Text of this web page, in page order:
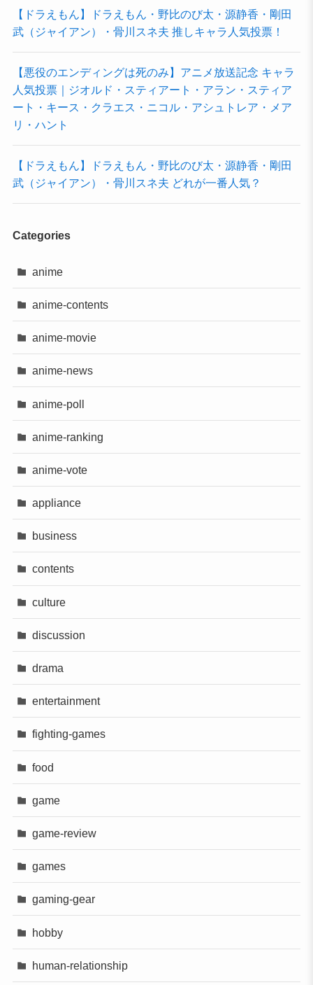
【ドラえもん】ドラえもん・野比のび太・源静香・剛田
武（ジャイアン）・骨川スネ夫 推しキャラ人気投票！
【悪役のエンディングは死のみ】アニメ放送記念 キャラ
人気投票｜ジオルド・スティアート・アラン・スティア
ート・キース・クラエス・ニコル・アシュトレア・メア
リ・ハント
【ドラえもん】ドラえもん・野比のび太・源静香・剛田
武（ジャイアン）・骨川スネ夫 どれが一番人気？
Categories
anime
anime-contents
anime-movie
anime-news
anime-poll
anime-ranking
anime-vote
appliance
business
contents
culture
discussion
drama
entertainment
fighting-games
food
game
game-review
games
gaming-gear
hobby
human-relationship